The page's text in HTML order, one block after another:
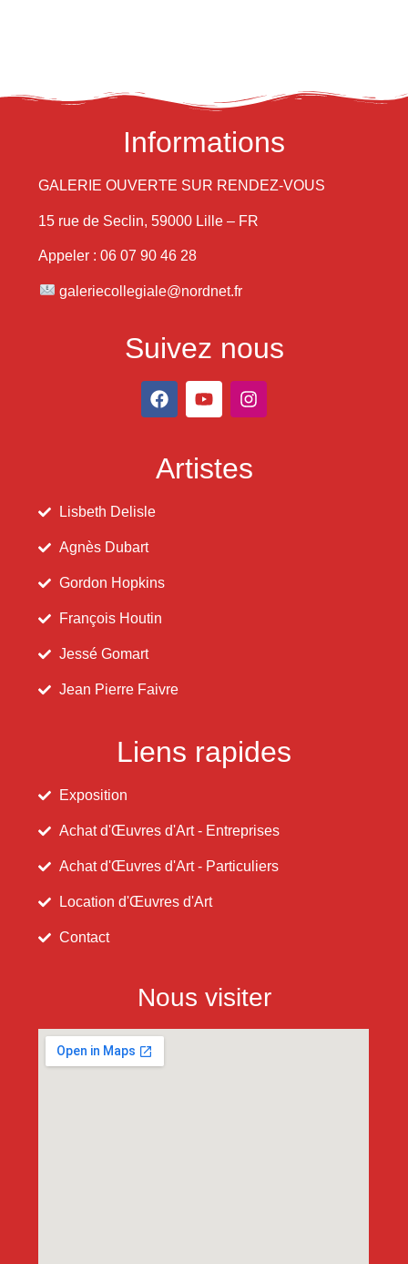
Informations
GALERIE OUVERTE SUR RENDEZ-VOUS
15 rue de Seclin, 59000 Lille – FR
Appeler : 06 07 90 46 28
galeriecollegiale@nordnet.fr
Suivez nous
Artistes
Lisbeth Delisle
Agnès Dubart
Gordon Hopkins
François Houtin
Jessé Gomart
Jean Pierre Faivre
Liens rapides
Exposition
Achat d'Œuvres d'Art - Entreprises
Achat d'Œuvres d'Art - Particuliers
Location d'Œuvres d'Art
Contact
Nous visiter